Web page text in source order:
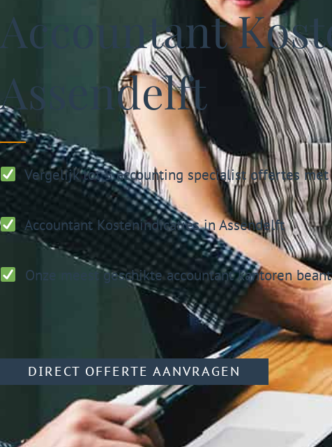
Accountant
Assendelft
Vergelijk tot 5 accounting specialist offertes met
AccountantKostenindicaties in Assendelft
Onze meest geschikte accountant kantoren
DIRECT OFFERTE AANVRAGEN